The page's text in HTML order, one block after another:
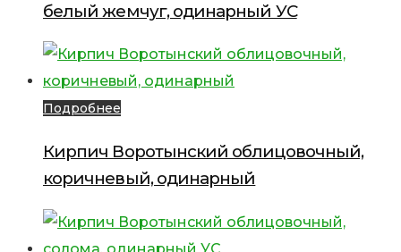
белый жемчуг, одинарный УС
Подробнее
Кирпич Воротынский облицовочный,
коричневый, одинарный